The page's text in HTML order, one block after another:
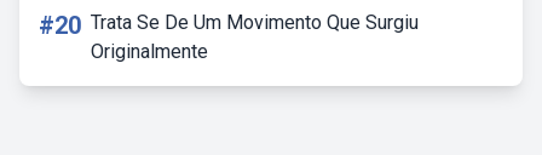
#20 Trata Se De Um Movimento Que Surgiu
Originalmente